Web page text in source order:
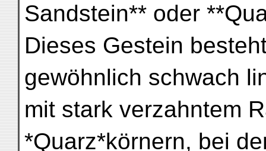
Sandstein** oder
Dieses Gestein
gewöhnlich schwach
mit stark verzahntem
*Quarz*körnern, bei